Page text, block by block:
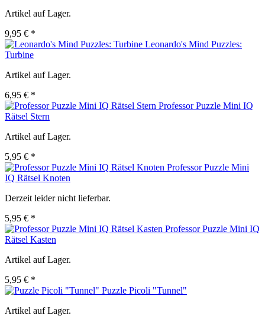
Artikel auf Lager.
9,95 € *
Leonardo's Mind Puzzles:
Turbine
Artikel auf Lager.
6,95 € *
Professor Puzzle Mini IQ
Rätsel Stern
Artikel auf Lager.
5,95 € *
Professor Puzzle Mini
IQ Rätsel Knoten
Derzeit leider nicht lieferbar.
5,95 € *
Professor Puzzle Mini IQ
Rätsel Kasten
Artikel auf Lager.
5,95 € *
Puzzle Picoli "Tunnel"
Artikel auf Lager.